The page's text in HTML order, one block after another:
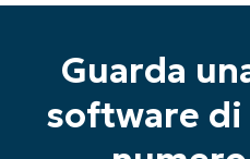
Guarda
software di